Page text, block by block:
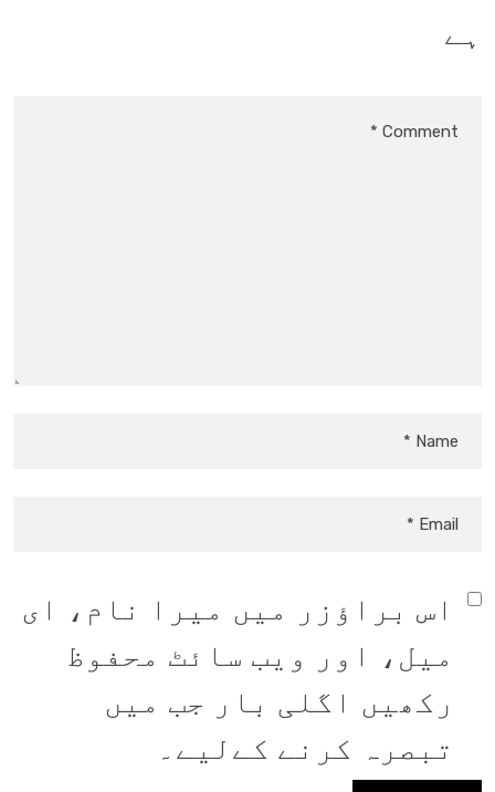
ہے
اس براؤزر میں میرا نام، ای
میل، اور ویب سائٹ محفوظ
رکھیں اگلی بار جب میں
تبصرہ کرنے کےلیے۔